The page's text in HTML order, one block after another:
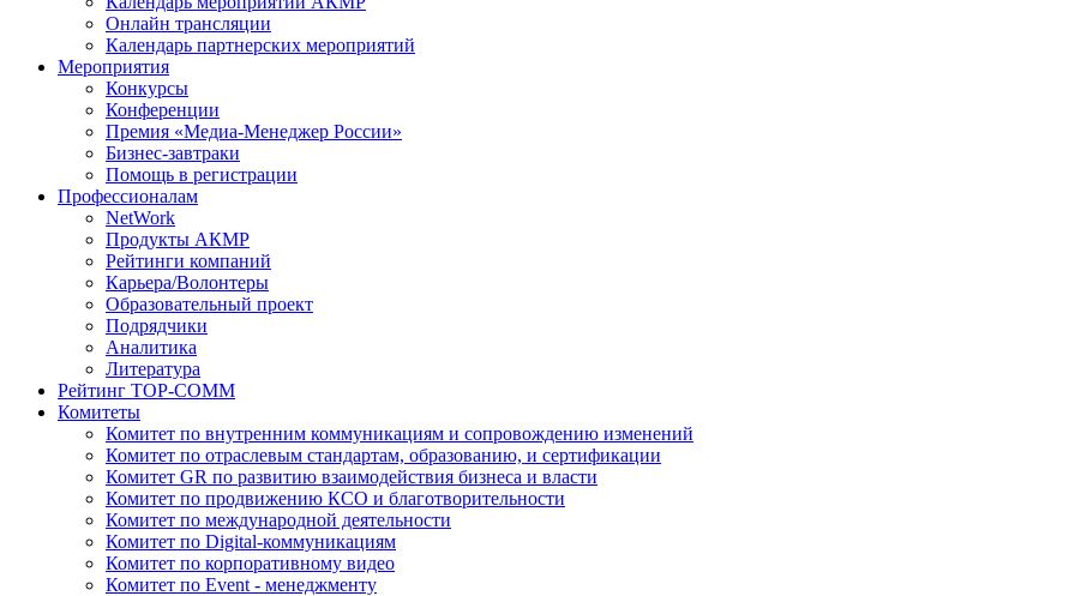
Онлайн трансляции
Календарь партнерских мероприятий
Мероприятия
Конкурсы
Конференции
Премия «Медиа-Менеджер России»
Бизнес-завтраки
Помощь в регистрации
Профессионалам
NetWork
Продукты АКМР
Рейтинги компаний
Карьера/Волонтеры
Образовательный проект
Подрядчики
Аналитика
Литература
Рейтинг TOP-COMM
Комитеты
Комитет по внутренним коммуникациям и сопровождению изменений
Комитет по отраслевым стандартам, образованию, и сертификации
Комитет GR по развитию взаимодействия бизнеса и власти
Комитет по продвижению КСО и благотворительности
Комитет по международной деятельности
Комитет по Digital-коммуникациям
Комитет по корпоративному видео
Комитет по Event - менеджменту